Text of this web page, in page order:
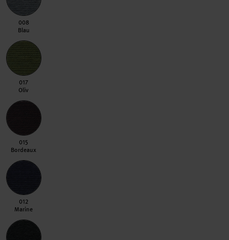
008 Blau
008
Blau
017 Oliv
017
Oliv
015 Bordeaux
015
Bordeaux
012 Marine
012
Marine